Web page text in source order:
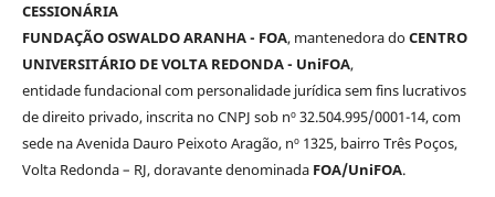
CESSIONÁRIA
FUNDAÇÃO OSWALDO ARANHA - FOA, mantenedora doCENTRO
UNIVERSITÁRIO DE VOLTA REDONDA - UniFOA,
entidade fundacional com personalidade jurídica sem fins lucrativos
de direito privado, inscrita no CNPJ sob nº 32.504.995/0001-14, com
sede na Avenida Dauro Peixoto Aragão, nº 1325, bairro Três Poços,
Volta Redonda – RJ, doravante denominada FOA/UniFOA.